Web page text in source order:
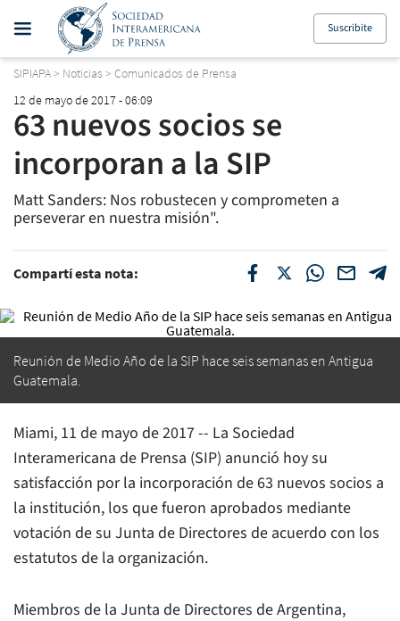
Suscribite
SIPIAPA> Noticias > Comunicados de Prensa
12 de mayo de 2017 - 06:09
63 nuevos socios se
incorporan a la SIP
Matt Sanders: Nos robustecen y comprometen a
perseverar en nuestra misión".
Compartí esta nota:
Reunión de Medio Año de la SIP hace seis semanas en Antigua
Guatemala.
Miami, 11 de mayo de 2017 -- La Sociedad
Interamericana de Prensa (SIP) anunció hoy su
satisfacción por la incorporación de 63 nuevos socios a
la institución, los que fueron aprobados mediante
votación de su Junta de Directores de acuerdo con los
estatutos de la organización.
Miembros de la Junta de Directores de Argentina,